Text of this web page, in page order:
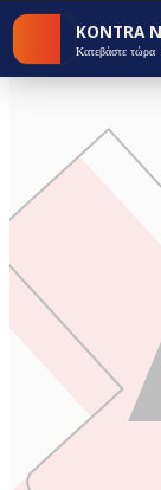
KONTRA
Κατεβάστε τώρα